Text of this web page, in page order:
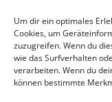
Um dir ein optimales
Cookies, um
zuzugreifen. Wenn du
wie das Surfverhalten
verarbeiten. Wenn du
können bestimmte
Januar 2023
Dezember 2022
Oktober 2022